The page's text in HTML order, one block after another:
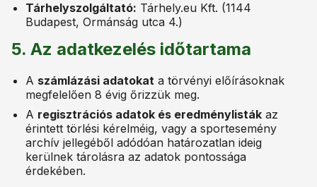
Tárhelyszolgáltató: Tárhely.eu Kft. (1144
Budapest, Ormánság utca 4.)
5. Az adatkezelés időtartama
A számlázási adatokat a törvényi előírásoknak
megfelelően 8 évig őrizzük meg.
A regisztrációs adatok és eredménylisták az
érintett törlési kérelméig, vagy a sportesemény
archív jellegéből adódóan határozatlan ideig
kerülnek tárolásra az adatok pontossága
érdekében.